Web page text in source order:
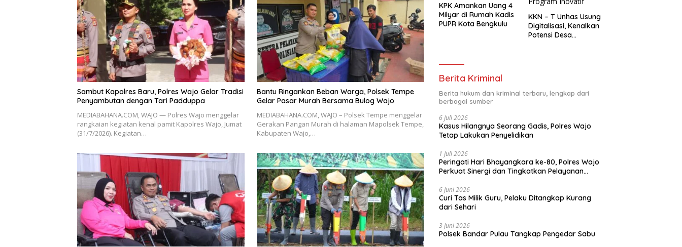
Sambut Kapolres Baru, Polres Wajo Gelar Tradisi
Penyambutan dengan Tari Padduppa
MEDIABAHANA.COM, WAJO — Polres Wajo menggelar
rangkaian kegiatan kenal pamit Kapolres Wajo, Jumat
(31/7/2026). Kegiatan…
Bantu Ringankan Beban Warga, Polsek Tempe
Gelar Pasar Murah Bersama Bulog Wajo
MEDIABAHANA.COM, WAJO – Polsek Tempe menggelar
Gerakan Pangan Murah di halaman Mapolsek Tempe,
Kabupaten Wajo,…
KPK Amankan Uang 4
Milyar di Rumah Kadis
PUPR Kota Bengkulu
KKN – T Unhas Usung
Digitalisasi, Kenalkan
Potensi Desa
Berita Kriminal
Berita hukum dan kriminal terbaru, lengkap dari
berbagai sumber
6 Juli 2026
Kasus Hilangnya Seorang Gadis, Polres Wajo
Tetap Lakukan Penyelidikan
1 Juli 2026
Peringati Hari Bhayangkara ke-80, Polres Wajo
Perkuat Sinergi dan Tingkatkan Pelayanan
6 Juni 2026
Curi Tas Milik Guru, Pelaku Ditangkap Kurang
dari Sehari
3 Juni 2026
Polsek Bandar Pulau Tangkap Pengedar Sabu